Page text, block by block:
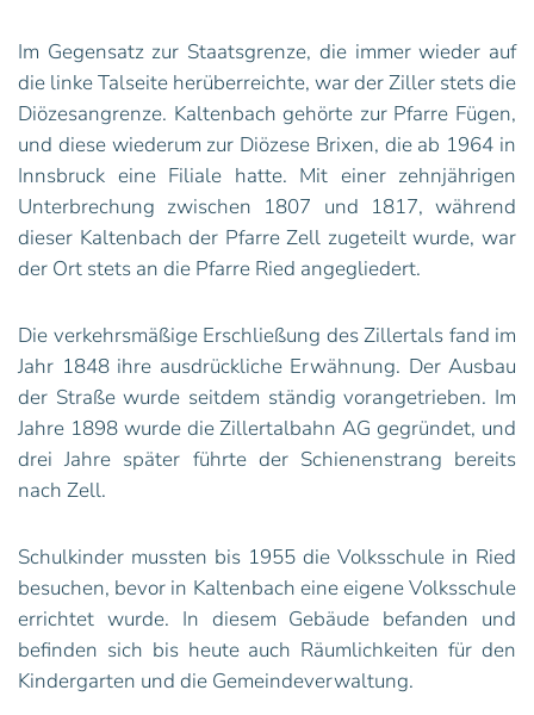
Im Gegensatz zur Staatsgrenze, die immer wieder auf
die linke Talseite herüberreichte, war der Ziller stets die
Diözesangrenze. Kaltenbach gehörte zur Pfarre Fügen,
und diese wiederum zur Diözese Brixen, die ab 1964 in
Innsbruck eine Filiale hatte. Mit einer zehnjährigen
Unterbrechung zwischen 1807 und 1817, während
dieser Kaltenbach der Pfarre Zell zugeteilt wurde, war
der Ort stets an die Pfarre Ried angegliedert.
Die verkehrsmäßige Erschließung des Zillertals fand im
Jahr 1848 ihre ausdrückliche Erwähnung. Der Ausbau
der Straße wurde seitdem ständig vorangetrieben. Im
Jahre 1898 wurde die Zillertalbahn AG gegründet, und
drei Jahre später führte der Schienenstrang bereits
nach Zell.
Schulkinder mussten bis 1955 die Volksschule in Ried
besuchen, bevor in Kaltenbach eine eigene Volksschule
errichtet wurde. In diesem Gebäude befanden und
befinden sich bis heute auch Räumlichkeiten für den
Kindergarten und die Gemeindeverwaltung.